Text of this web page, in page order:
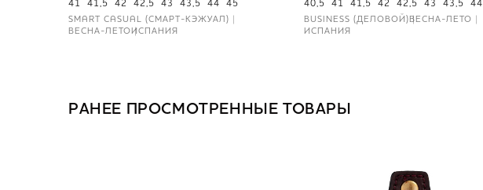
41 41,5 42 42,5 43 43,5 44 45
SMART CASUAL (СМАРТ-КЭЖУАЛ)
ВЕСНА-ЛЕТОИСПАНИЯ
40,5 41 41,5 42 42,5 43 43,5 44
BUSINESS (ДЕЛОВОЙ)ВЕСНА-ЛЕТО
ИСПАНИЯ
РАНЕЕ ПРОСМОТРЕННЫЕ ТОВАРЫ